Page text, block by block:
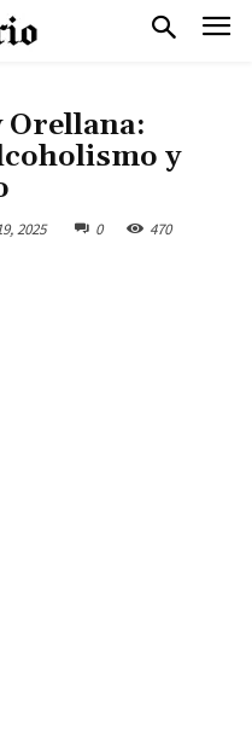
Orellana:
y
2025 0 470